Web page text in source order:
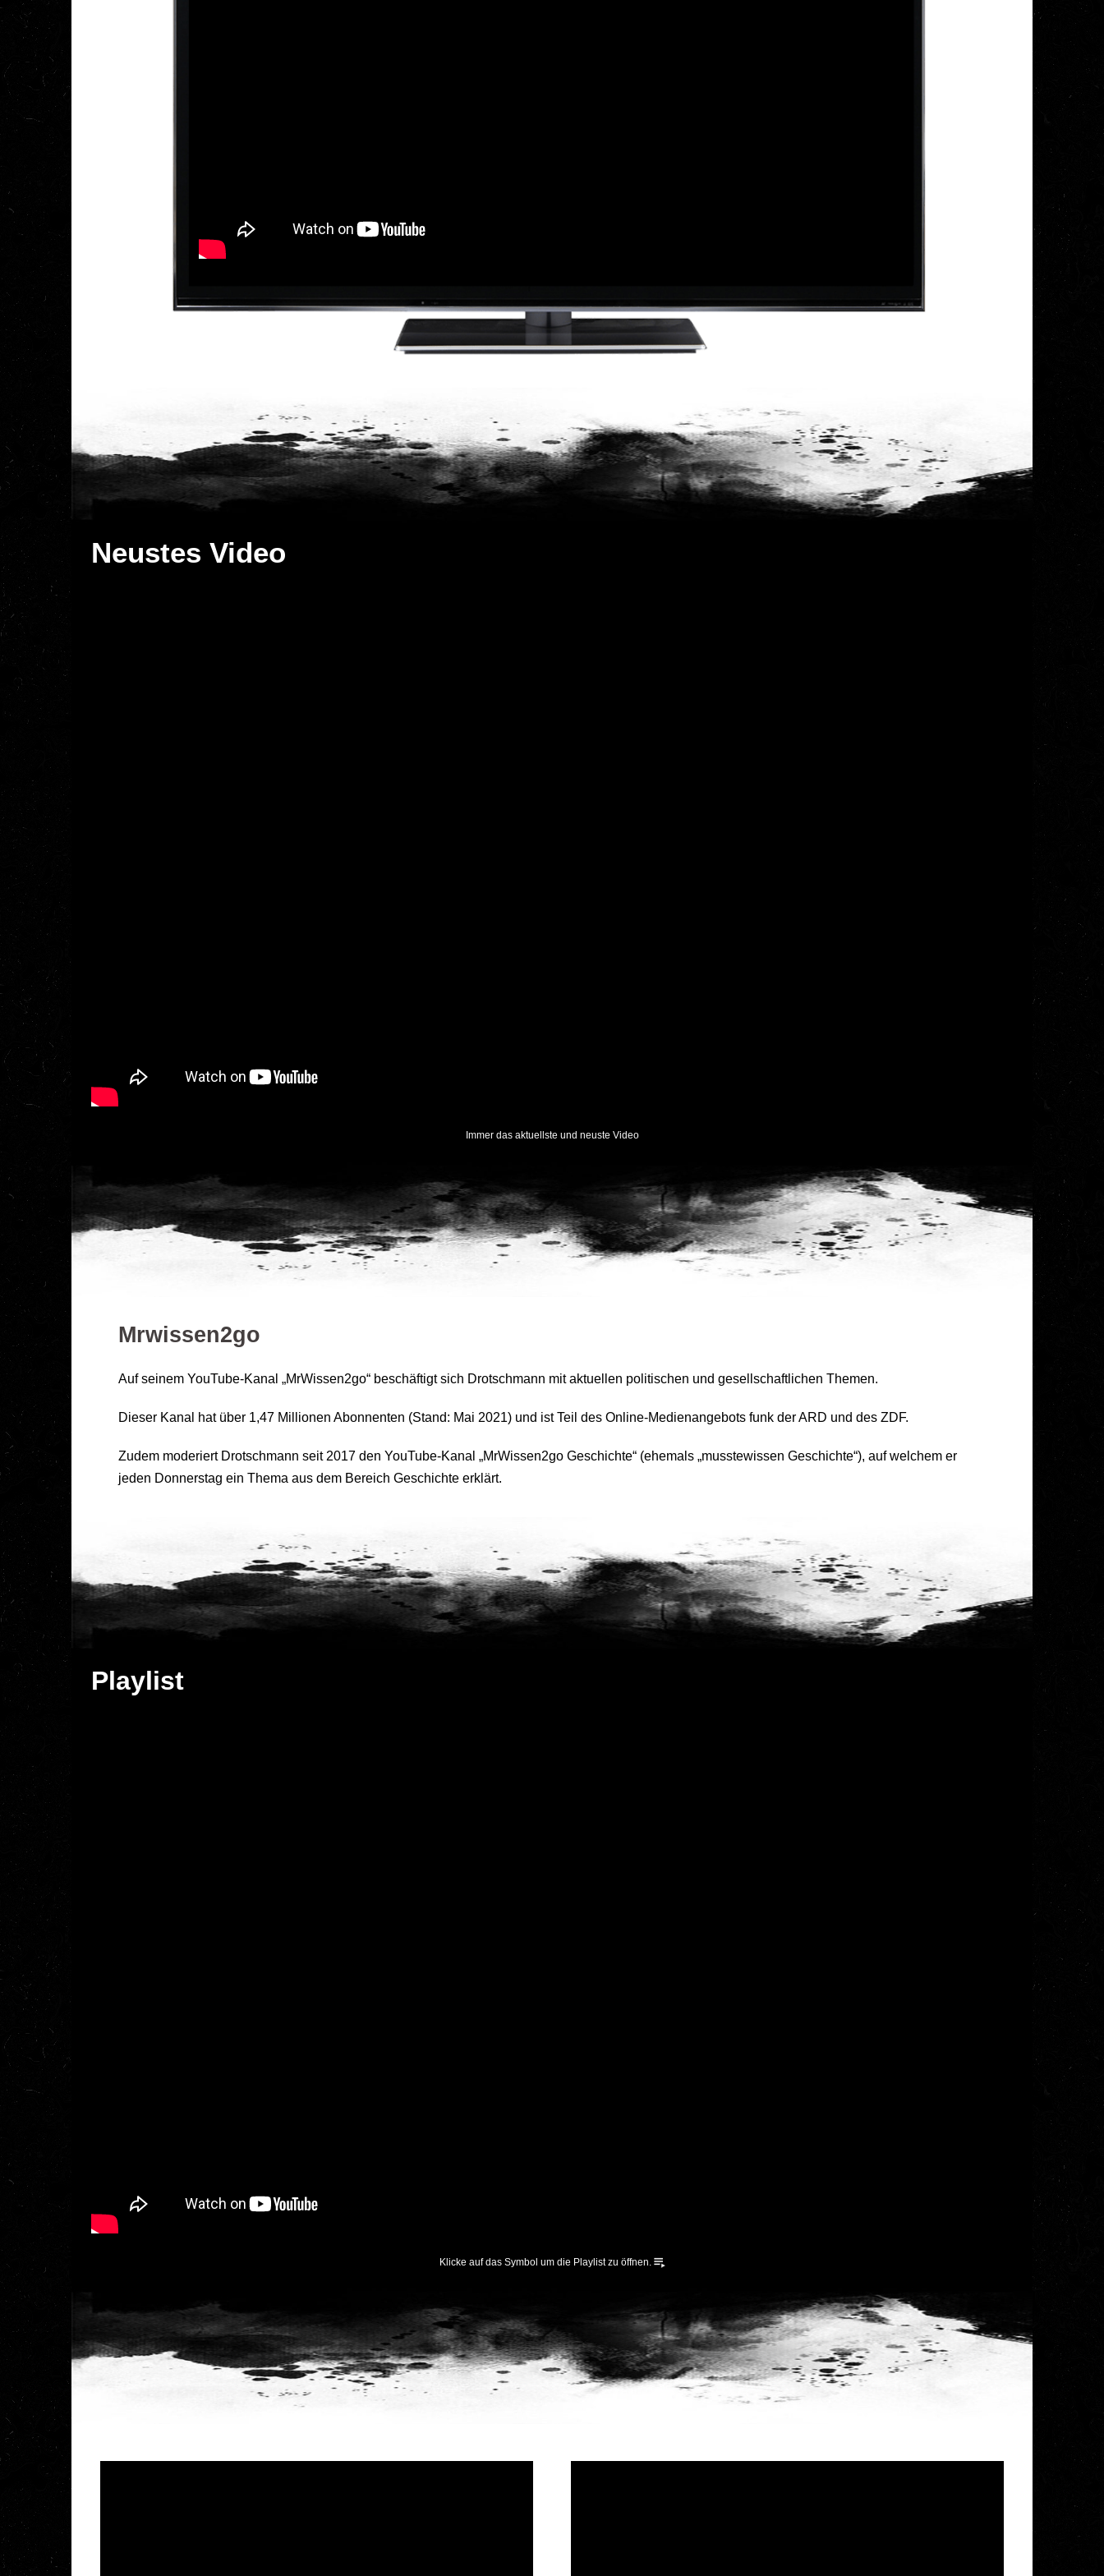
Neustes Video
Immer das aktuellste und neuste Video
Mrwissen2go
Auf seinem YouTube-Kanal „MrWissen2go“ beschäftigt sich Drotschmann mit aktuellen politischen und gesellschaftlichen Themen.
Dieser Kanal hat über 1,47 Millionen Abonnenten (Stand: Mai 2021) und ist Teil des Online-Medienangebots funk der ARD und des ZDF.
Zudem moderiert Drotschmann seit 2017 den YouTube-Kanal „MrWissen2go Geschichte“ (ehemals „musstewissen Geschichte“), auf welchem er
jeden Donnerstag ein Thema aus dem Bereich Geschichte erklärt.
Playlist
Klicke auf das Symbol um die Playlist zu öffnen.